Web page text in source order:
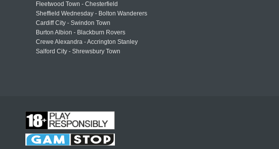
Fleetwood Town - Chesterfield
Sheffield Wednesday - Bolton Wanderers
Cardiff City - Swindon Town
Burton Albion - Blackburn Rovers
Crewe Alexandra - Accrington Stanley
Salford City - Shrewsbury Town